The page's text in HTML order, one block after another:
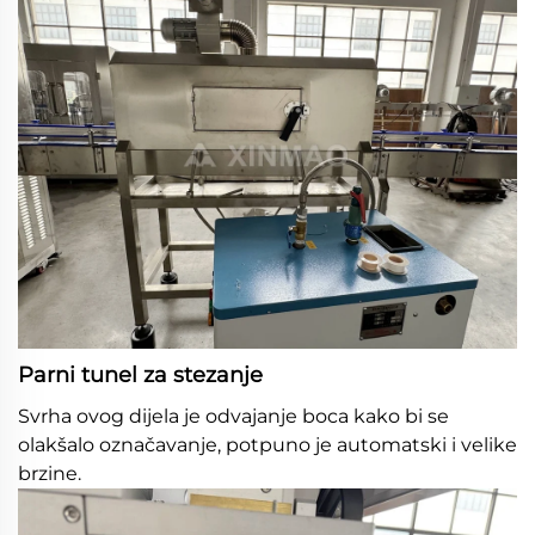
Parni tunel za stezanje
Svrha ovog dijela je odvajanje boca kako bi se
olakšalo označavanje, potpuno je automatski i velike
brzine.